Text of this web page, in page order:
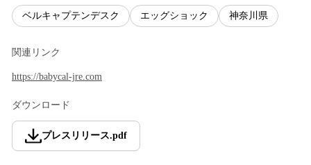
ベルキャプテンデスク エッグショック 神奈川県
関連リンク
https://babycal-jre.com
ダウンロード
プレスリリース.pdf